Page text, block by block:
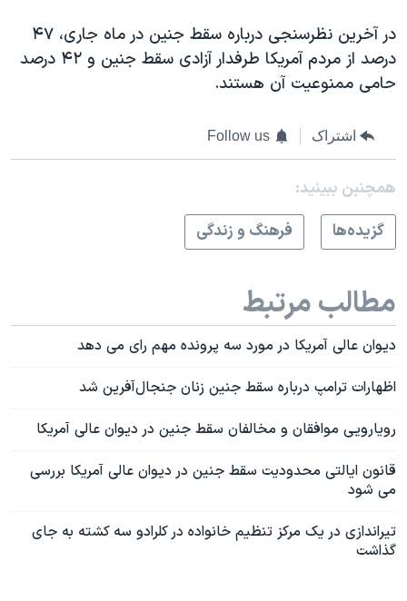
در آخرین نظرسنجی درباره سقط جنین در ماه جاری، ۴۷
درصد از مردم آمریکا طرفدار آزادی سقط جنین و ۴۲ درصد
حامی ممنوعیت آن هستند.
اشتراک Follow us
همچنبن ببینید:
گزيده‌ها
فرهنگ و زندگی
مطالب مرتبط
دیوان عالی آمریکا در مورد سه پرونده مهم رای می دهد
اظهارات ترامپ درباره سقط جنین زنان جنجال‌آفرین شد
رویارویی موافقان و مخالفان سقط جنین در دیوان عالی آمریکا
قانون ایالتی محدودیت سقط جنین در دیوان عالی آمریکا بررسی
می شود
تیراندازی در یک مرکز تنظیم خانواده در کلرادو سه کشته به جای
گذاشت